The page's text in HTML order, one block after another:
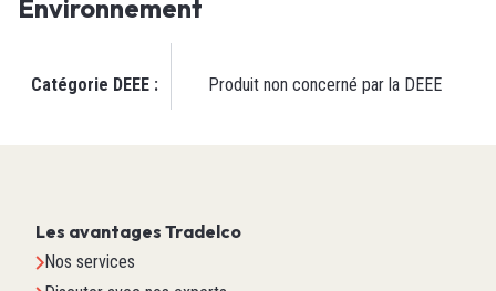
Environnement
Catégorie DEEE: Produit non concerné par la DEEE
Les avantages Tradelco
Nos services